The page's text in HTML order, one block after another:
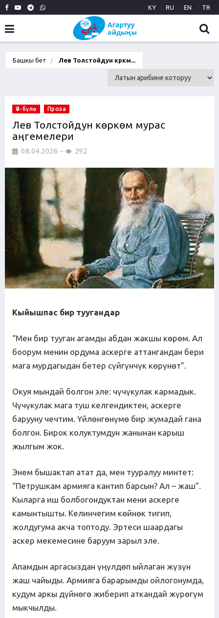
KY RU EN TR
Башкы бет Лев Толстойдун көркөм...
Үй-бүлө Проза
Лев Толстойдун көркөм мурас
аңгемелери
08.04.2026 292
Кыйышпас бир туугандар
“Мен бир тууган агамды абдан жакшы көрөм. Ал
боорум менин ордума аскерге аттангандан бери
мага мурдагыдан бетер сүйгүнчүк көрүнөт”.
Окуя мындай болгон эле: чүчүкулак кармадык.
Чүчүкулак мага туш келгендиктен, аскерге
барууну чечтим. Үйлөнгөнүмө бир жумадай гана
болгон. Бирок колуктумдун жанынан карыш
жылгым жок.
Энем бышактап атат да, мен тууралуу минтет:
“Петрушкам армияга кантип барсын? Ал – жаш”.
Кыларга иш болбогондуктан мени аскерге
камынтышты. Келинчегим көйнөк тигип,
жолдугума акча топтоду. Эртеси шаардагы
аскер мекемесине баруум зарыл эле.
Апамдын аргасыздан үңүлдөп ыйлаган жүзүн
жаш чайыды. Армияга барарымды ойлогонумда,
кудум аркы дүйнөгө жиберип аткандай жүрөгүм
мыкчылды.